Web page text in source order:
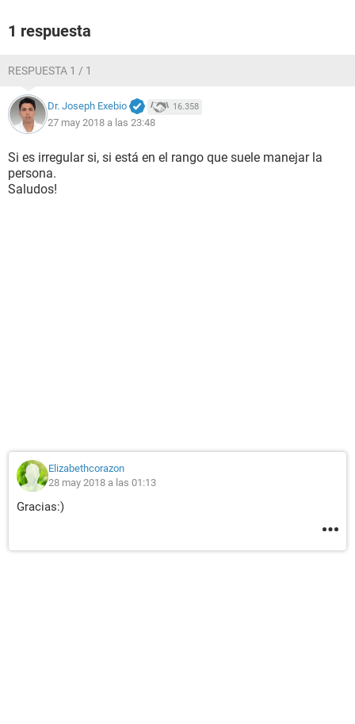
1 respuesta
RESPUESTA 1 / 1
Dr. Joseph Exebio 16.358
27 may 2018 a las 23:48
Si es irregular si, si está en el rango que suele manejar la
persona.
Saludos!
Elizabethcorazon
28 may 2018 a las 01:13
Gracias:)